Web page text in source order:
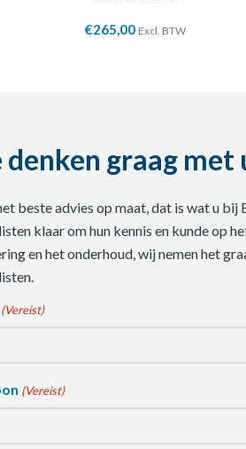
€265,00 Excl. BTW
denken graag met
beste advies op maat, dat is wat u bij
klaar om hun kennis en kunde op
en het onderhoud, wij nemen het
(Vereist)
(Vereist)